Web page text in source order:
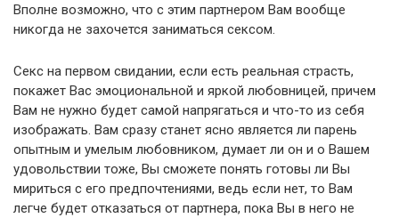
Вполне возможно, что с этим партнером Вам вообще
никогда не захочется заниматься сексом.
Секс на первом свидании, если есть реальная страсть,
покажет Вас эмоциональной и яркой любовницей, причем
Вам не нужно будет самой напрягаться и что-то из себя
изображать. Вам сразу станет ясно является ли парень
опытным и умелым любовником, думает ли он и о Вашем
удовольствии тоже, Вы сможете понять готовы ли Вы
мириться с его предпочтениями, ведь если нет, то Вам
легче будет отказаться от партнера, пока Вы в него не